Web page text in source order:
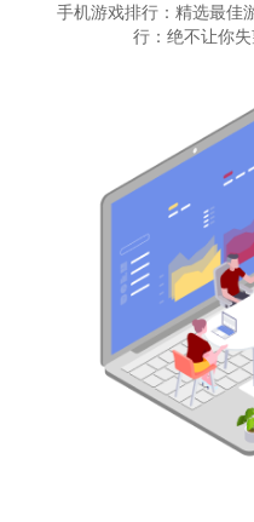
手机游戏排行：精选最佳
行：绝不让你